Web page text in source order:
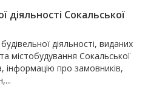
діяльності Сокальської
діяльності, виданих
містобудування Сокальської
інформацію про замовників,